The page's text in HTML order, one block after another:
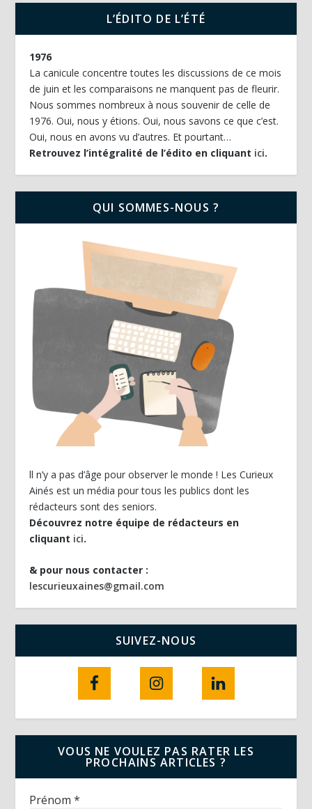
L’ÉDITO DE L’ÉTÉ
1976
La canicule concentre toutes les discussions de ce mois
de juin et les comparaisons ne manquent pas de fleurir.
Nous sommes nombreux à nous souvenir de celle de
1976. Oui, nous y étions. Oui, nous savons ce que c’est.
Oui, nous en avons vu d’autres. Et pourtant…
Retrouvez l’intégralité de l’édito en cliquant ici.
QUI SOMMES-NOUS ?
ll n’y a pas d’âge pour observer le monde ! Les Curieux
Ainés est un média pour tous les publics dont les
rédacteurs sont des seniors.
Découvrez notre équipe de rédacteurs en
cliquant ici.
& pour nous contacter :
lescurieuxaines@gmail.com
SUIVEZ-NOUS
VOUS NE VOULEZ PAS RATER LES
PROCHAINS ARTICLES ?
Prénom*